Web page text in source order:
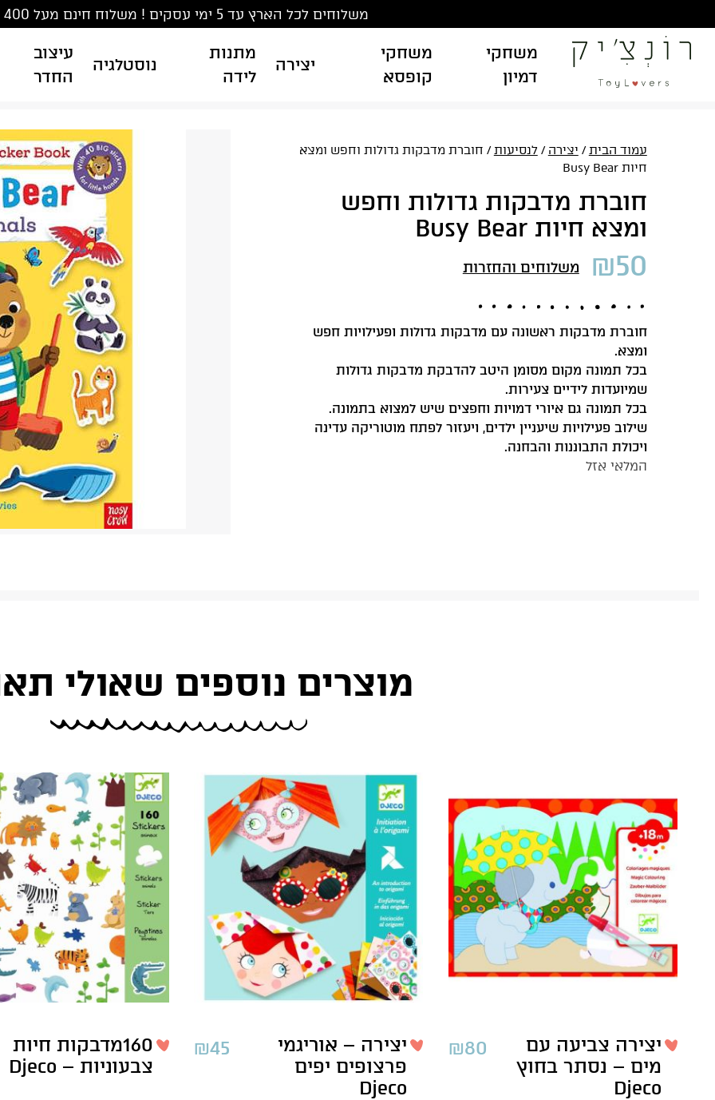
to
content
משלוחים לכל הארץ עד 5 ימי עסקים ! משלוח חינם מעל 400 ₪
משחקי
דמיון
משחקי
קופסא
יצירה
מתנות
לידה
נוסטלגיה
עיצוב
החדר
עמוד הבית/ יצירה /לנסיעות/ חוברת מדבקות גדולות וחפש ומצא
חיות Busy Bear
חוברת מדבקות גדולות וחפש
ומצא חיות Busy Bear
₪50 משלוחים והחזרות
חוברת מדבקות ראשונה עם מדבקות גדולות ופעילויות חפש
ומצא.
בכל תמונה מקום מסומן היטב להדבקת מדבקות גדולות
שמיועדות לידיים צעירות.
בכל תמונה גם איורי דמויות וחפצים שיש למצוא בתמונה.
שילוב פעילויות שיעניין ילדים, ויעזור לפתח מוטוריקה עדינה
ויכולת התבוננות והבחנה.
המלאי אזל
מוצרים נוספים שאולי
יצירה צביעה עם
מים – נסתר בחוץ
Djeco
₪80
יצירה – אוריגמי
פרצופים יפים
Djeco
₪45
160מדבקות חיות
צבעוניות – Djeco